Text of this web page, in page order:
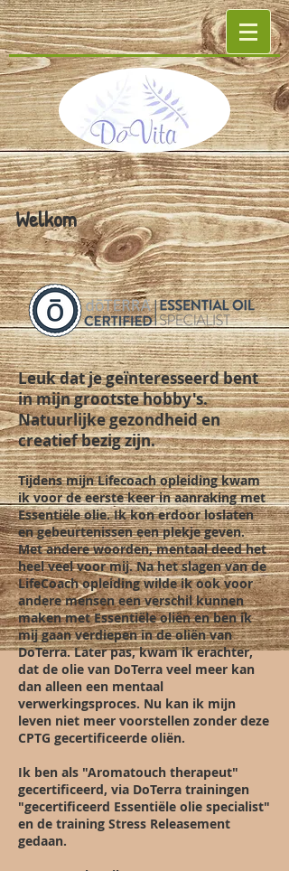
Welkom
Leuk dat je geïnteresseerd bent
in mijn grootste hobby's.
Natuurlijke gezondheid en
creatief bezig zijn.
Tijdens mijn Lifecoach opleiding kwam
ik voor de eerste keer in aanraking met
Essentiële olie. Ik kon erdoor loslaten
en gebeurtenissen een plekje geven.
Met andere woorden, mentaal deed het
heel veel voor mij. Na het slagen van de
LifeCoach opleiding wilde ik ook voor
andere mensen een verschil kunnen
maken met Essentiële oliën en ben ik
mij gaan verdiepen in de oliën van
DoTerra. Later pas, kwam ik erachter,
dat de olie van DoTerra veel meer kan
dan alleen een mentaal
verwerkingsproces. Nu kan ik mijn
leven niet meer voorstellen zonder deze
CPTG gecertificeerde oliën.
Ik ben als "Aromatouch therapeut"
gecertificeerd, via DoTerra trainingen
"gecertificeerd Essentiële olie specialist"
en de training Stress Releasement
gedaan.